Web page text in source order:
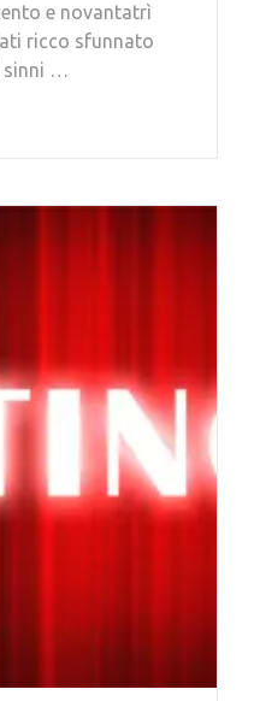
e novantatrì
ricco sfunnato
sinni …